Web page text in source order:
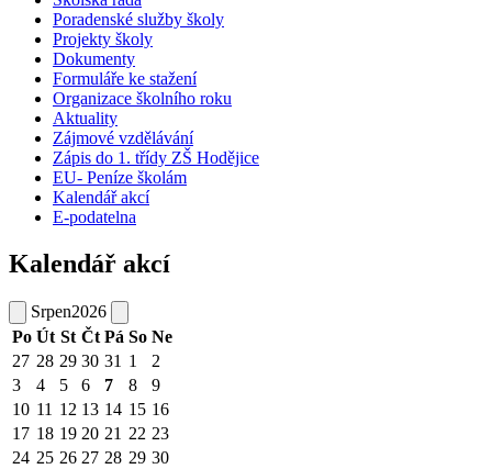
Poradenské služby školy
Projekty školy
Dokumenty
Formuláře ke stažení
Organizace školního roku
Aktuality
Zájmové vzdělávání
Zápis do 1. třídy ZŠ Hodějice
EU- Peníze školám
Kalendář akcí
E-podatelna
Kalendář akcí
Srpen2026
Po Út St Čt Pá So Ne
27 28 29 30 31 1
2
3
4 5 6 7 8
9
10 11 12 13 14 15 16
17 18 19 20 21 22 23
24 25 26 27 28 29 30